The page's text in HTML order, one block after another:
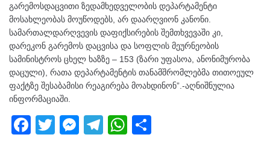
გარემოსდაცვითი ზედამხედველობის დეპარტამენტი
მოსახლეობას მოუწოდებს, არ დაარღვიონ კანონი.
სამართალდარღვევის დაფიქსირების შემთხვევაში კი,
დარეკონ გარემოს დაცვისა და სოფლის მეურნეობის
სამინისტროს ცხელ ხაზზე – 153 (ზარი უფასოა, ანონიმურობა
დაცული), რათა დეპარტამენტის თანამშრომლებმა თითოეულ
ფაქტზე შესაბამისი რეაგირება მოახდინონ”.-აღნიშნულია
ინფორმაციაში.
F
T
M
T
W